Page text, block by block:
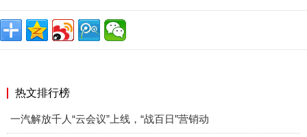
热文排行榜
一汽解放千人“云会议”上线，“战百日”营销动